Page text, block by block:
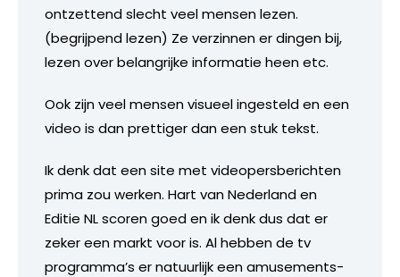
ontzettend slecht veel mensen lezen.
(begrijpend lezen) Ze verzinnen er dingen bij,
lezen over belangrijke informatie heen etc.
Ook zijn veel mensen visueel ingesteld en een
video is dan prettiger dan een stuk tekst.
Ik denk dat een site met videopersberichten
prima zou werken. Hart van Nederland en
Editie NL scoren goed en ik denk dus dat er
zeker een markt voor is. Al hebben de tv
programma’s er natuurlijk een amusements-